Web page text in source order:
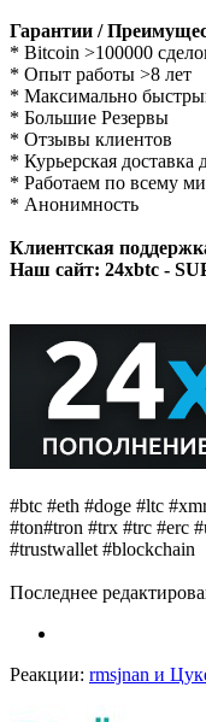
Гарантии /
* Bitcoin >100000
* Опыт работы >8 лет
* Максимально
* Большие Резервы
* Отзывы клиентов
* Курьерская
* Работаем по всему
* Анонимность
Клиентская
Наш сайт: 24xbtc -
#btc #eth #doge #ltc
#ton#tron #trx #trc #erc
#trustwallet #blockchain
Последнее
Реакции: rmsjnan и